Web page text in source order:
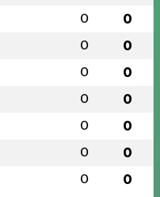
0 0
0 0
0 0
0 0
0 0
0 0
0 0